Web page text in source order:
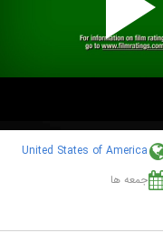
United States of America
جمعه ها